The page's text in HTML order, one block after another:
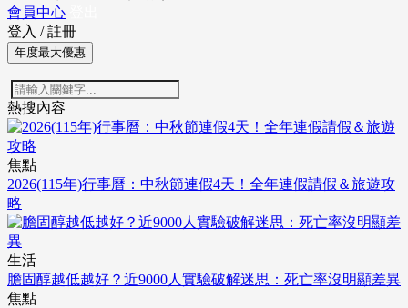
會員中心
登入 / 註冊
年度最大優惠
熱搜內容
焦點
2026(115年)行事曆：中秋節連假4天！全年連假請假＆旅遊攻
略
生活
膽固醇越低越好？近9000人實驗破解迷思：死亡率沒明顯差異
焦點